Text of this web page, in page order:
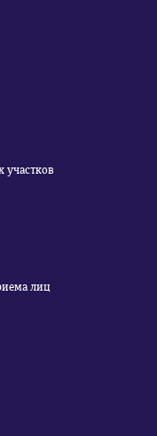
участков
лиц